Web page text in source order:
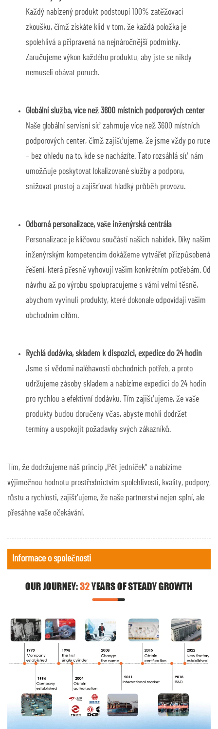
Každý nabízený produkt podstoupí 100% zatěžovací
zkoušku, čímž získáte klid v tom, že každá položka je
spolehlivá a připravená na nejnáročnější podmínky.
Zaručujeme výkon každého produktu, aby jste se nikdy
nemuseli obávat poruch.
Globální služba, více než 3600 místních podporových center
Naše globální servisní síť zahrnuje více než 3600 místních
podporových center, čímž zajišťujeme, že jsme vždy po ruce
– bez ohledu na to, kde se nacházíte. Tato rozsáhlá síť nám
umožňuje poskytovat lokalizované služby a podporu,
snižovat prostoj a zajišťovat hladký průběh provozu.
Odborná personalizace, vaše inženýrská centrála
Personalizace je klíčovou součástí našich nabídek. Díky našim
inženýrským kompetencím dokážeme vytvářet přizpůsobená
řešení, která přesně vyhovují vašim konkrétním potřebám. Od
návrhu až po výrobu spolupracujeme s vámi velmi těsně,
abychom vyvinuli produkty, které dokonale odpovídají vašim
obchodním cílům.
Rychlá dodávka, skladem k dispozici, expedice do 24 hodin
Jsme si vědomi naléhavosti obchodních potřeb, a proto
udržujeme zásoby skladem a nabízíme expedici do 24 hodin
pro rychlou a efektivní dodávku. Tím zajišťujeme, že vaše
produkty budou doručeny včas, abyste mohli dodržet
termíny a uspokojit požadavky svých zákazníků.
Tím, že dodržujeme náš princip „Pět jedniček“ a nabízíme
výjimečnou hodnotu prostřednictvím spolehlivosti, kvality, podpory,
růstu a rychlosti, zajišťujeme, že naše partnerství nejen splní, ale
přesáhne vaše očekávání.
Informace o společnosti